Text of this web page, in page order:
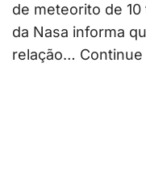
de meteorito de
da Nasa informa
relação… Continue